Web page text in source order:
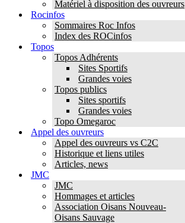
Matériel à disposition des ouvreurs
Rocinfos
Sommaires Roc Infos
Index des ROCinfos
Topos
Topos Adhérents
Sites Sportifs
Grandes voies
Topos publics
Sites sportifs
Grandes voies
Topo Omegaroc
Appel des ouvreurs
Appel des ouvreurs vs C2C
Historique et liens utiles
Articles, news
JMC
JMC
Hommages et articles
Association Oisans Nouveau-
Oisans Sauvage